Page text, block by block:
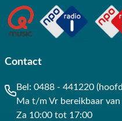
Contact
Bel: 0488 - 441220
Ma t/m Vr bereikbaar
Za 10:00 tot 17:00